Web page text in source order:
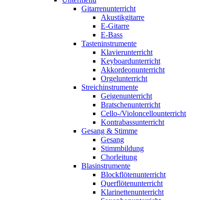
Gitarrenunterricht
Akustikgitarre
E-Gitarre
E-Bass
Tasteninstrumente
Klavierunterricht
Keyboardunterricht
Akkordeonunterricht
Orgelunterricht
Streichinstrumente
Geigenunterricht
Bratschenunterricht
Cello-/Violoncellounterricht
Kontrabassunterricht
Gesang & Stimme
Gesang
Stimmbildung
Chorleitung
Blasinstrumente
Blockflötenunterricht
Querflötenunterricht
Klarinettenunterricht